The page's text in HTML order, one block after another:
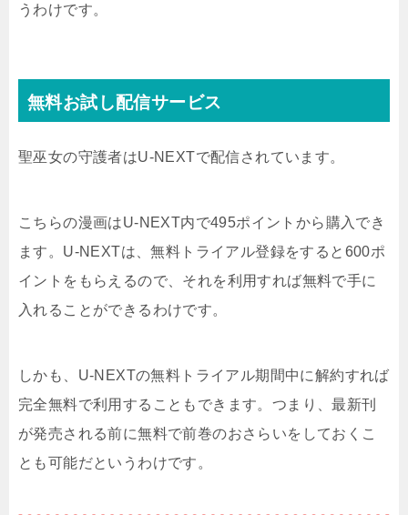
うわけです。
無料お試し配信サービス
聖巫女の守護者はU-NEXTで配信されています。
こちらの漫画はU-NEXT内で495ポイントから購入でき
ます。U-NEXTは、無料トライアル登録をすると600ポ
イントをもらえるので、それを利用すれば無料で手に
入れることができるわけです。
しかも、U-NEXTの無料トライアル期間中に解約すれば
完全無料で利用することもできます。つまり、最新刊
が発売される前に無料で前巻のおさらいをしておくこ
とも可能だというわけです。